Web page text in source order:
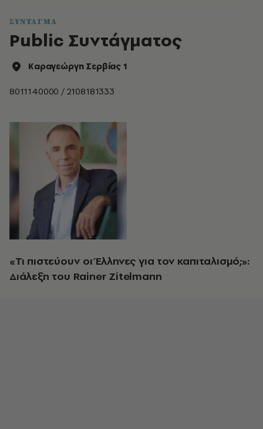
ΣΥΝΤΑΓΜΑ
Public Συντάγματος
Καραγεώργη Σερβίας 1
8011140000 / 2108181333
«Τι πιστεύουν οι Έλληνες για τον καπιταλισμό;»:
Διάλεξη του Rainer Zitelmann